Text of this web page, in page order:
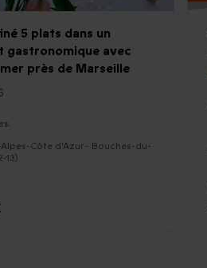
5 plats dans un
gastronomique avec
près de Marseille
Côte d'Azur - Bouches-du-
13)